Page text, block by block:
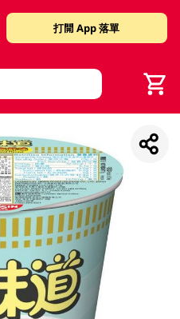
打開 App 落單